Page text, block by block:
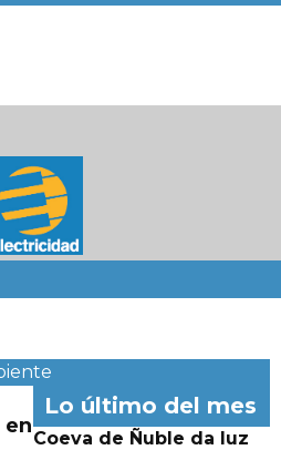
en
Lo último del mes
Coeva de Ñuble da luz